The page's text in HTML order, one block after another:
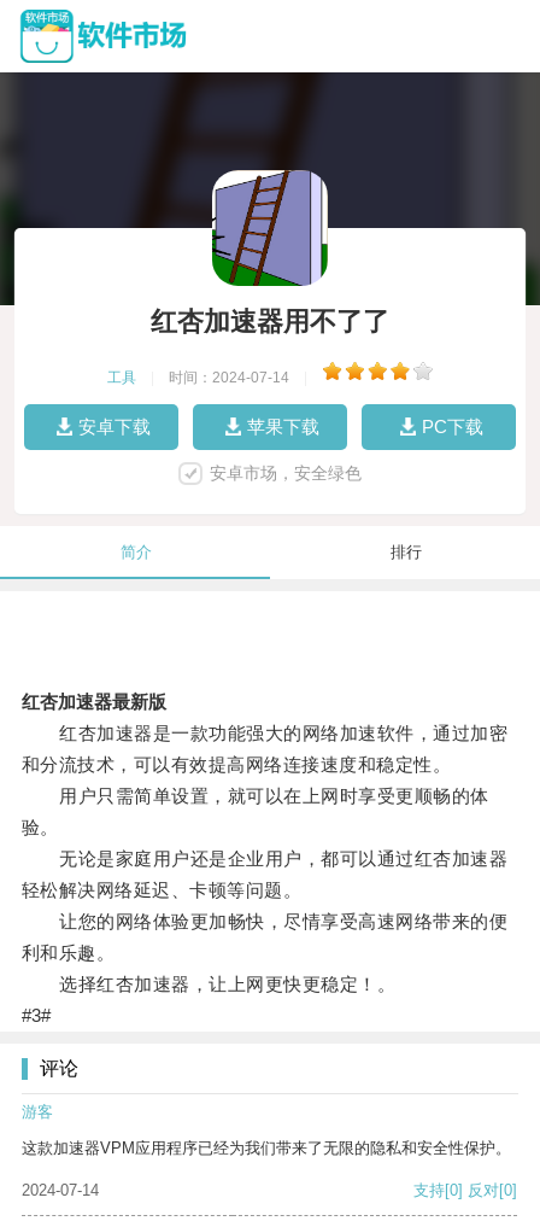
红杏加速器用不了了
工具 时间：2024-07-14
安卓下载 苹果下载 PC下载
安卓市场，安全绿色
简介 排行
红杏加速器最新版
红杏加速器是一款功能强大的网络加速软件，通过加密
和分流技术，可以有效提高网络连接速度和稳定性。
用户只需简单设置，就可以在上网时享受更顺畅的体
验。
无论是家庭用户还是企业用户，都可以通过红杏加速器
轻松解决网络延迟、卡顿等问题。
让您的网络体验更加畅快，尽情享受高速网络带来的便
利和乐趣。
选择红杏加速器，让上网更快更稳定！。
#3#
评论
游客
这款加速器VPM应用程序已经为我们带来了无限的隐私和安全性保护。
2024-07-14 支持[0] 反对[0]